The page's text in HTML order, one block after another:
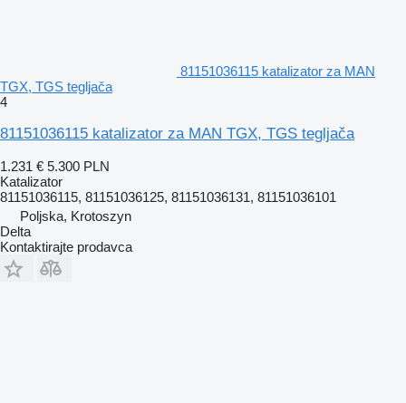
81151036115 katalizator za MAN
TGX, TGS tegljača
4
81151036115 katalizator za MAN TGX, TGS tegljača
1.231 € 5.300 PLN
Katalizator
81151036115, 81151036125, 81151036131, 81151036101
Poljska, Krotoszyn
Delta
Kontaktirajte prodavca